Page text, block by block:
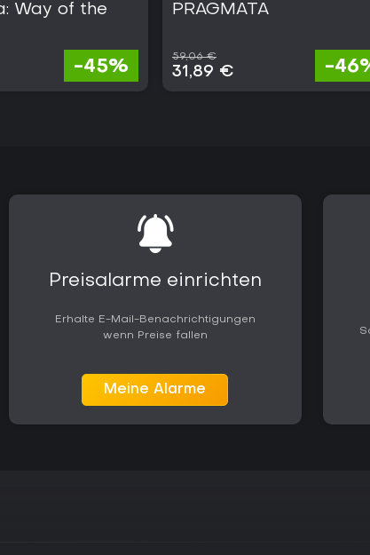
Way of the
-45%
PRAGMATA
59,06 €
31,89 € -
Preisalarme einrichten
Erhalte E-Mail-Benachrichtigungen
wenn Preise fallen
Meine Alarme